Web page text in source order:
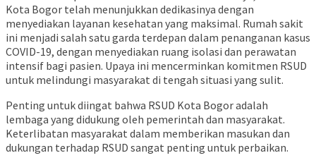
Kota Bogor telah menunjukkan dedikasinya dengan
menyediakan layanan kesehatan yang maksimal. Rumah sakit
ini menjadi salah satu garda terdepan dalam penanganan kasus
COVID-19, dengan menyediakan ruang isolasi dan perawatan
intensif bagi pasien. Upaya ini mencerminkan komitmen RSUD
untuk melindungi masyarakat di tengah situasi yang sulit.
Penting untuk diingat bahwa RSUD Kota Bogor adalah
lembaga yang didukung oleh pemerintah dan masyarakat.
Keterlibatan masyarakat dalam memberikan masukan dan
dukungan terhadap RSUD sangat penting untuk perbaikan.